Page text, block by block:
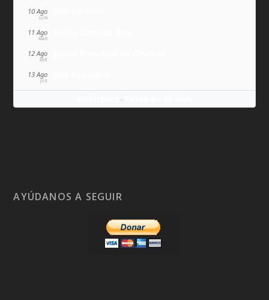
10 Ago
LUN
11 Ago
MAR
12 Ago
MIÉ
13 Ago
JUE
·
AYÚDANOS A SEGUIR